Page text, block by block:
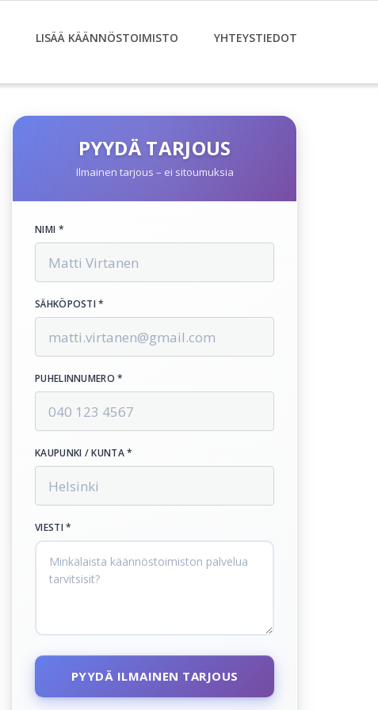
LISÄÄ KÄÄNNÖSTOIMISTO YHTEYSTIEDOT
PYYDÄ TARJOUS
Ilmainen tarjous – ei sitoumuksia
NIMI *
SÄHKÖPOSTI *
PUHELINNUMERO *
KAUPUNKI / KUNTA *
VIESTI *
PYYDÄ ILMAINEN TARJOUS